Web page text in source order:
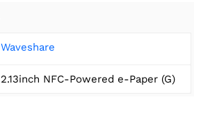
Waveshare
2.13inch NFC-Powered e-Paper (G)